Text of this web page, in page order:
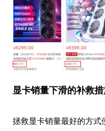
显卡销量下滑的补救
拯救显卡销量最好的方式